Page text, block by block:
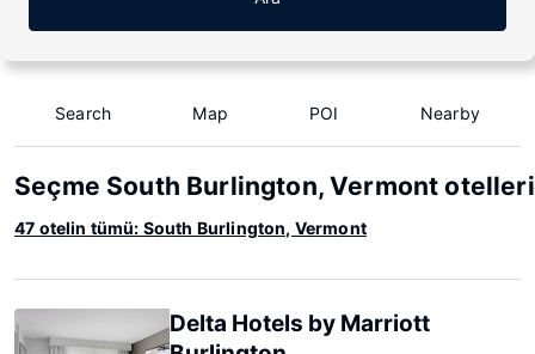
Search Map POI Nearby
Seçme South Burlington, Vermont otelleri
47 otelin tümü: South Burlington, Vermont
Delta Hotels by Marriott